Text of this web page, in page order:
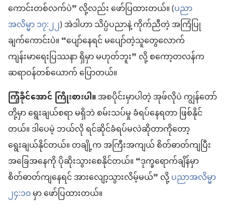
ကောင်းတစ်လက်ပဲ” လို့လည်း ဖော်ပြထားတယ်။ (ပညာ
အလိမ္မာ ၁၇:၂၂) အဲဒါဟာ သိပ္ပံပညာနဲ့ ကိုက်ညီတဲ့ အကြံပြု
ချက်ကောင်းပဲ။ “ပျော်နေရင် မပျော်တဲ့သူတွေလောက်
ကျန်းမာရေးပြဿနာ ရှိမှာ မဟုတ်ဘူး” လို့ စကော့တလန်က
ဆရာဝန်တစ်ယောက် ပြောတယ်။
ကြံ့ခိုင်အောင် ကြိုးစားပါ။အစပိုင်းမှာပါတဲ့ အုဖ်လိုပဲ ကျွန်တော်
တို့မှာ ရွေးချယ်စရာ မရှိဘဲ စမ်းသပ်မှု ခံရပ်နေရတာ ဖြစ်နိုင်
တယ်။ ဒါပေမဲ့ ဘယ်လို ရင်ဆိုင်ခံရပ်မလဲဆိုတာကိုတော့
ရွေးချယ်နိုင်တယ်။ တချို့က အကြီးအကျယ် စိတ်ဓာတ်ကျပြီး
အခြေအနေကို ပိုဆိုးသွားစေနိုင်တယ်။ “ဒုက္ခရောက်ချိန်မှာ
စိတ်ဓာတ်ကျနေရင် အားလျော့သွားလိမ့်မယ်” လို့ပညာအလိမ္မာ
၂၄:၁၀မှာ ဖော်ပြထားတယ်။